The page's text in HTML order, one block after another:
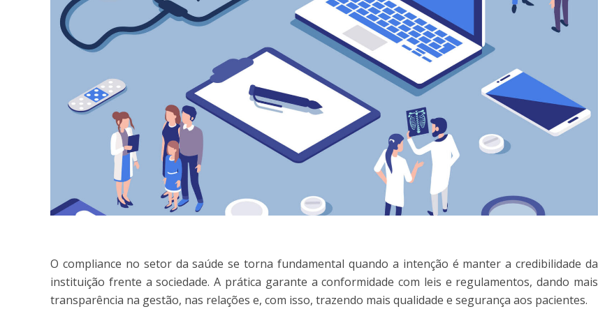
O compliance no setor da saúde se torna fundamental quando a intenção é manter a credibilidade da
instituição frente a sociedade. A prática garante a conformidade com leis e regulamentos, dando mais
transparência na gestão, nas relações e, com isso, trazendo mais qualidade e segurança aos pacientes.